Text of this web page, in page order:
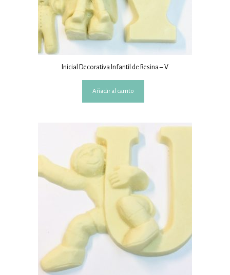
Inicial Decorativa Infantil de Resina – V
Añadir al carrito